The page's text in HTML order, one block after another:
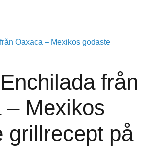
från
– Mexikos
grillrecept på